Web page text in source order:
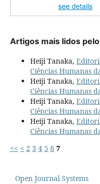
see details
Artigos mais lidos
Heiji Tanaka,
Ciências Humanas
Heiji Tanaka,
Ciências Humanas
Heiji Tanaka,
Ciências Humanas
Heiji Tanaka,
Ciências Humanas
<< < 2 3 4 5 6 7
Open Journal Systems